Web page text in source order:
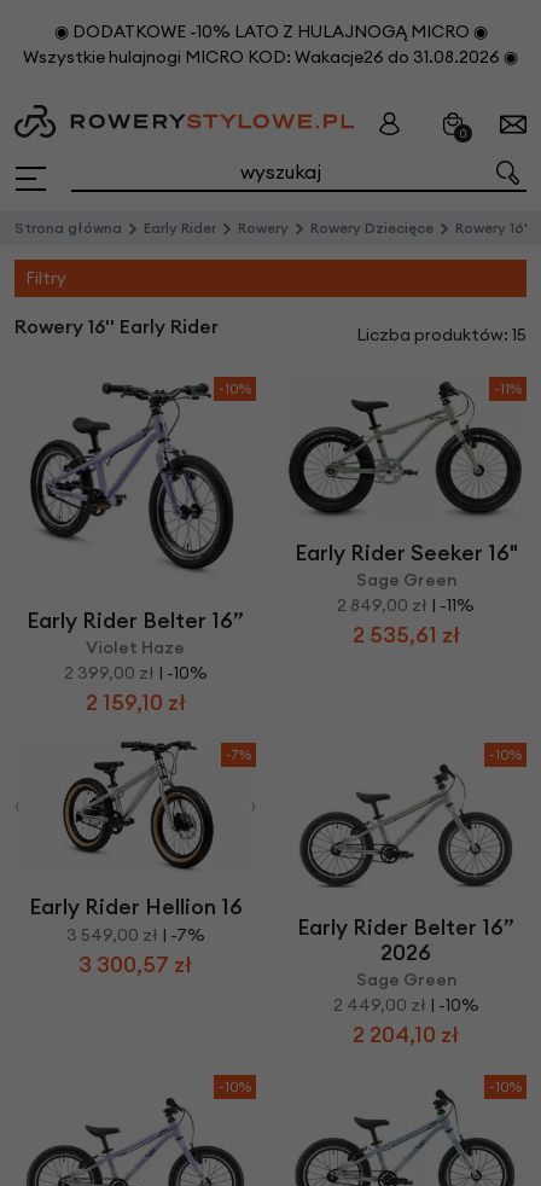
◉ DODATKOWE -10% LATO Z HULAJNOGĄ MICRO ◉
Wszystkie hulajnogi MICRO KOD: Wakacje26 do 31.08.2026 ◉
0
Strona główna Early Rider Rowery Rowery Dziecięce Rowery 16''
Filtry
Rowery 16'' Early Rider Liczba produktów: 15
-10%
Early Rider Belter 16”
Violet Haze
2 399,00 zł | -10%
2 159,10 zł
-11%
Early Rider Seeker 16"
Sage Green
2 849,00 zł | -11%
2 535,61 zł
-7%
Early Rider Hellion 16
3 549,00 zł | -7%
3 300,57 zł
-10%
Early Rider Belter 16”
2026
Sage Green
2 449,00 zł | -10%
2 204,10 zł
-10% -10%